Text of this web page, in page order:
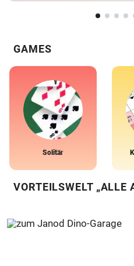
GAMES
Solitär
VORTEILSWELT „ALLE